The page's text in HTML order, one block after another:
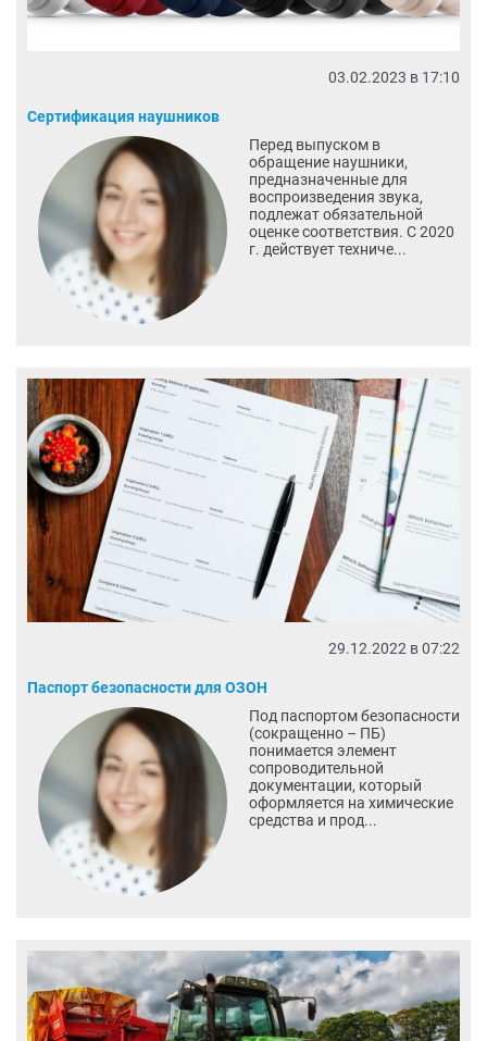
03.02.2023 в 17:10
Сертификация наушников
Перед выпуском в
обращение наушники,
предназначенные для
воспроизведения звука,
подлежат обязательной
оценке соответствия. С 2020
г. действует техниче...
29.12.2022 в 07:22
Паспорт безопасности для ОЗОН
Под паспортом безопасности
(сокращенно – ПБ)
понимается элемент
сопроводительной
документации, который
оформляется на химические
средства и прод...